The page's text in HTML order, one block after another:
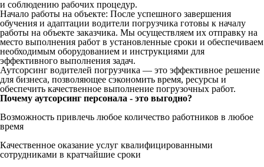
и соблюдению рабочих процедур.
Начало работы на объекте: После успешного завершения
обучения и адаптации водители погрузчика готовы к началу
работы на объекте заказчика. Мы осуществляем их отправку на
место выполнения работ в установленные сроки и обеспечиваем
необходимым оборудованием и инструкциями для
эффективного выполнения задач.
Аутсорсинг водителей погрузчика — это эффективное решение
для бизнеса, позволяющее сэкономить время, ресурсы и
обеспечить качественное выполнение погрузочных работ.
Почему аутсорсинг персонала - это выгодно?
Возможность привлечь любое количество работников в любое
время
Качественное оказание услуг квалифицированными
сотрудниками в кратчайшие сроки